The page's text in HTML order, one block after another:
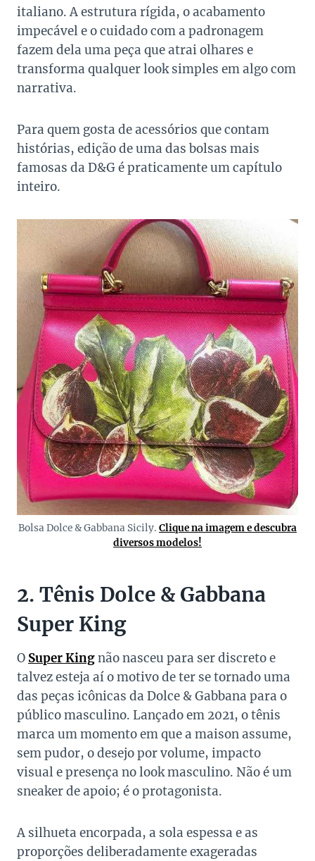
italiano. A estrutura rígida, o acabamento
impecável e o cuidado com a padronagem
fazem dela uma peça que atrai olhares e
transforma qualquer look simples em algo com
narrativa.
Para quem gosta de acessórios que contam
histórias, edição de uma das bolsas mais
famosas da D&G é praticamente um capítulo
inteiro.
Bolsa Dolce & Gabbana Sicily. Clique na imagem e descubra
diversos modelos!
2. Tênis Dolce & Gabbana
Super King
O Super Kingnão nasceu para ser discreto e
talvez esteja aí o motivo de ter se tornado uma
das peças icônicas da Dolce & Gabbana para o
público masculino. Lançado em 2021, o tênis
marca um momento em que a maison assume,
sem pudor, o desejo por volume, impacto
visual e presença no look masculino. Não é um
sneaker de apoio; é o protagonista.
A silhueta encorpada, a sola espessa e as
proporções deliberadamente exageradas